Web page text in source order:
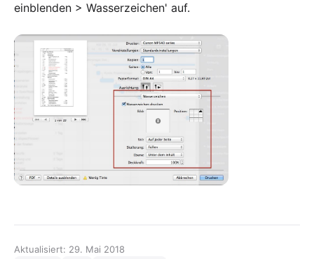
einblenden > Wasserzeichen' auf.
Aktualisiert: 29. Mai 2018